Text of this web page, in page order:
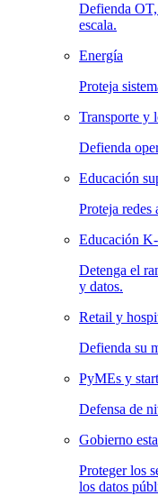
Defienda
escala.
Energía
Proteja
Transporte y
Defienda
Educación
Proteja redes
Educación
Detenga el
y datos.
Retail y
Defienda su
PyMEs y
Defensa de
Gobierno
Proteger los
los datos